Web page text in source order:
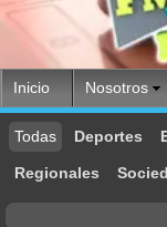
Inicio Nosotros
Todas Deportes
Regionales